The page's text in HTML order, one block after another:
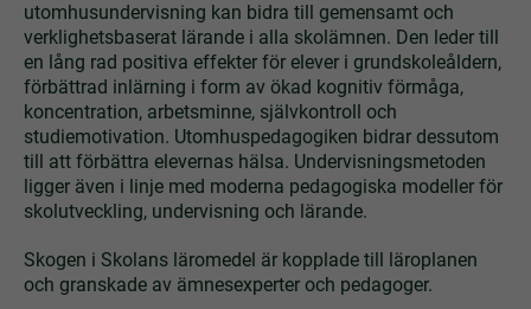
utomhusundervisning kan bidra till gemensamt och
verklighetsbaserat lärande i alla skolämnen. Den leder till
en lång rad positiva effekter för elever i grundskoleåldern,
förbättrad inlärning i form av ökad kognitiv förmåga,
koncentration, arbetsminne, självkontroll och
studiemotivation. Utomhuspedagogiken bidrar dessutom
till att förbättra elevernas hälsa. Undervisningsmetoden
ligger även i linje med moderna pedagogiska modeller för
skolutveckling, undervisning och lärande.
Skogen i Skolans läromedel är kopplade till läroplanen
och granskade av ämnesexperter och pedagoger.